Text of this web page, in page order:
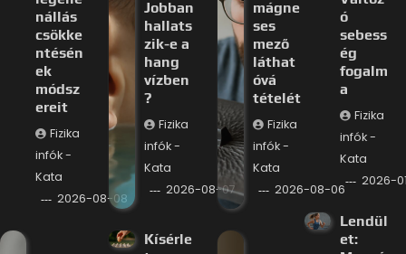
nállás
csökke
ntésén
ek
módsz
ereit
Fizika
infók -
Kata
2026-08-08
Jobban
hallats
zik-e a
hang
vízben
?
Fizika
infók -
Kata
2026-08-07
mágne
ses
mező
láthat
óvá
tételét
Fizika
infók -
Kata
2026-08-06
Kísérle
ó
sebess
ég
fogalm
a
Fizika
infók -
Kata
2026-
Lendül
et: